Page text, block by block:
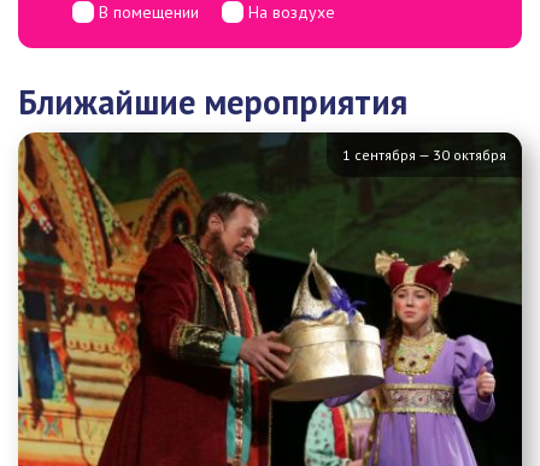
В помещении На воздухе
Ближайшие мероприятия
1 сентября — 30 октября